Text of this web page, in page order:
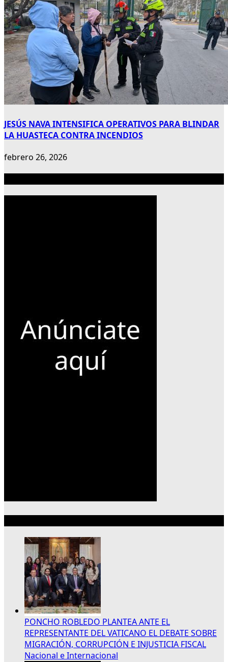
JESÚS NAVA INTENSIFICA OPERATIVOS PARA BLINDAR
LA HUASTECA CONTRA INCENDIOS
febrero 26, 2026
PONCHO ROBLEDO PLANTEA ANTE EL
REPRESENTANTE DEL VATICANO EL DEBATE SOBRE
MIGRACIÓN, CORRUPCIÓN E INJUSTICIA FISCAL
Nacional e Internacional